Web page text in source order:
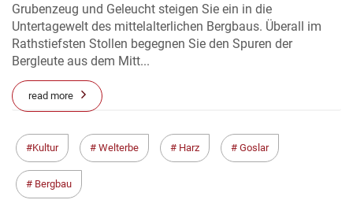
Grubenzeug und Geleucht steigen Sie ein in die
Untertagewelt des mittelalterlichen Bergbaus. Überall im
Rathstiefsten Stollen begegnen Sie den Spuren der
Bergleute aus dem Mitt...
read more
Kultur Welterbe Harz Goslar
Bergbau